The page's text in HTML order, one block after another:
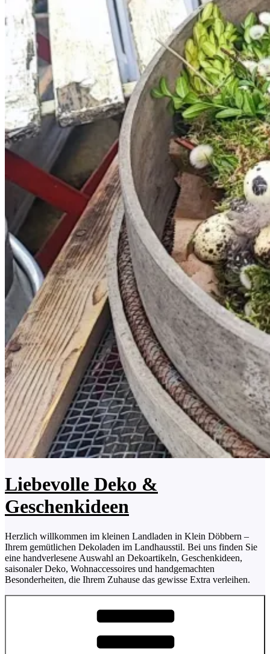
Liebevolle Deko &
Geschenkideen
Herzlich willkommen im kleinen Landladen in Klein Döbbern –
Ihrem gemütlichen Dekoladen im Landhausstil. Bei uns finden Sie
eine handverlesene Auswahl an Dekoartikeln, Geschenkideen,
saisonaler Deko, Wohnaccessoires und handgemachten
Besonderheiten, die Ihrem Zuhause das gewisse Extra verleihen.